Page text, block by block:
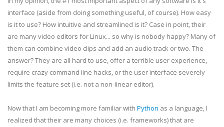
interface (aside from doing something useful, of course). How easy
is it to use? How intuitive and streamlined is it? Case in point, their
are many video editors for Linux... so why is nobody happy? Many of
them can combine video clips and add an audio track or two. The
answer? They are all hard to use, offer a terrible user experience,
require crazy command line hacks, or the user interface severely
limits the feature set (i.e. not a non-linear editor).
Now that I am becoming more familiar with Python as a language, I
realized that their are many choices (i.e. frameworks) that are